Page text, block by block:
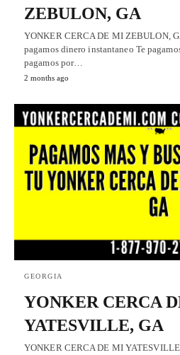
ZEBULON, GA
YONKER CERCA DE MI ZEBULON,
pagamos dinero instantaneo Te
pagamos por…
2 months ago
GEORGIA
YONKER CERCA
YATESVILLE, GA
YONKER CERCA DE MI